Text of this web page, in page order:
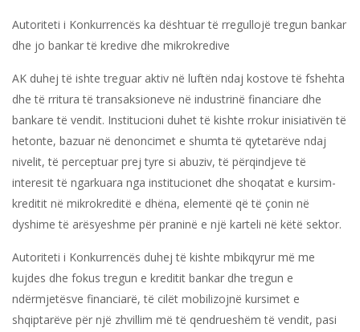
Autoriteti i Konkurrencës ka dështuar të rregullojë tregun bankar
dhe jo bankar të kredive dhe mikrokredive
AK duhej të ishte treguar aktiv në luftën ndaj kostove të fshehta
dhe të rritura të transaksioneve në industrinë financiare dhe
bankare të vendit. Institucioni duhet të kishte rrokur inisiativën të
hetonte, bazuar në denoncimet e shumta të qytetarëve ndaj
nivelit, të perceptuar prej tyre si abuziv, të përqindjeve të
interesit të ngarkuara nga institucionet dhe shoqatat e kursim-
kreditit në mikrokreditë e dhëna, elementë që të çonin në
dyshime të arësyeshme për praninë e një karteli në këtë sektor.
Autoriteti i Konkurrencës duhej të kishte mbikqyrur më me
kujdes dhe fokus tregun e kreditit bankar dhe tregun e
ndërmjetësve financiarë, të cilët mobilizojnë kursimet e
shqiptarëve për një zhvillim më të qendrueshëm të vendit, pasi